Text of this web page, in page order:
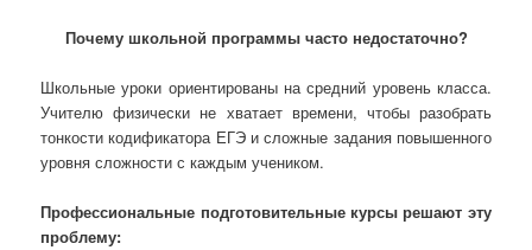
Почему школьной программы часто недостаточно?
Школьные уроки ориентированы на средний уровень класса.
Учителю физически не хватает времени, чтобы разобрать
тонкости кодификатора ЕГЭ и сложные задания повышенного
уровня сложности с каждым учеником.
Профессиональные подготовительные курсы решают эту
проблему: